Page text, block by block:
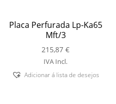
Placa Perfurada Lp-Ka65
Mft/3
215,87€
IVA Incl.
Adicionar á lista de desejos